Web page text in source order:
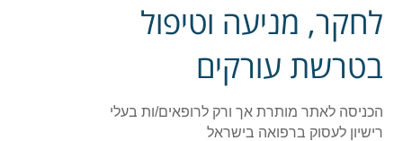
ראשי » הנחיה קלינית »
הטיפול בהומוזיגוטים של היפרכולסטרולמיה
משפחתית
הטיפול בהומוזיגוטים של
היפרכולסטרולמיה משפחתית
לחקר, מניעה וטיפול
בטרשת עורקים
הכניסה לאתר מותרת אך ורק לרופאים/ות בעלי
רישיון לעסוק ברפואה בישראל